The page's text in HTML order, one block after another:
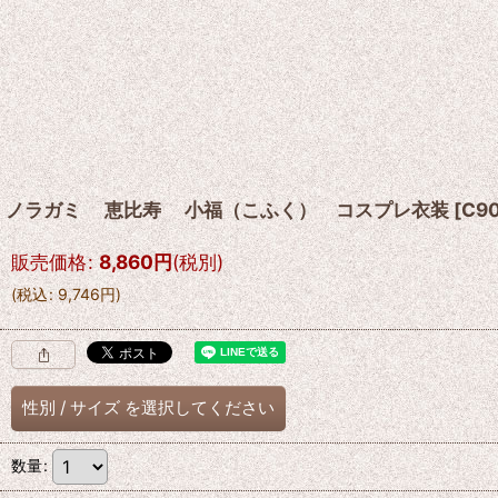
ノラガミ 恵比寿 小福（こふく） コスプレ衣装[
販売価格: 8,860円(税別)
(税込: 9,746円)
性別 / サイズ を選択してください
数量: